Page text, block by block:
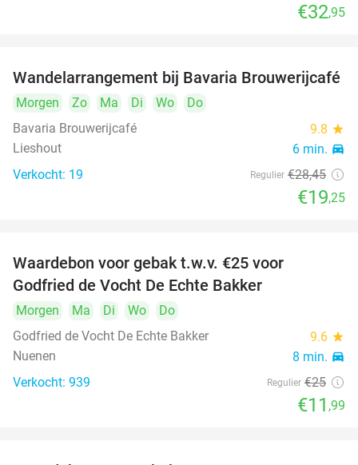
€32,95
32%
Wandelarrangement bij Bavaria Brouwerijcafé
Morgen Zo Ma Di Wo
Do
Bavaria Brouwerijcafé
9.8 star
Lieshout 6 min. directions_car
Verkocht: 19 Regulier €28,45
€19,25
Waardebon voor gebak t.w.v. €25 voor
Godfried de Vocht De Echte Bakker
Morgen Ma Di Wo
Do
Godfried de Vocht De Echte Bakker
9.6 star
Nuenen 8 min. directions_car
Verkocht: 939 Regulier €25
€11 ,99